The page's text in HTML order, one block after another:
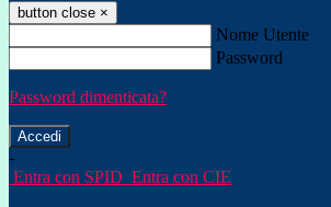
button close ×
Nome Utente
Password
Password dimenticata?
-
Entra con SPID Entra con CIE